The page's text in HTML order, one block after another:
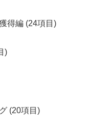
得編 (24項目)
)
(20項目)